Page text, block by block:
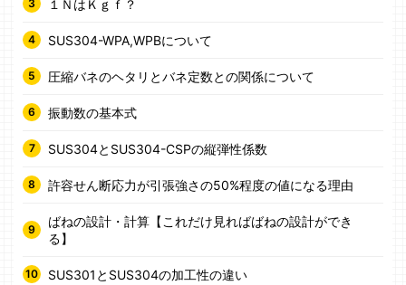
１ＮはＫｇｆ？
SUS304-WPA,WPBについて
圧縮バネのヘタリとバネ定数との関係について
振動数の基本式
SUS304とSUS304-CSPの縦弾性係数
許容せん断応力が引張強さの50%程度の値になる理由
ばねの設計・計算【これだけ見ればばねの設計ができ
る】
SUS301とSUS304の加工性の違い